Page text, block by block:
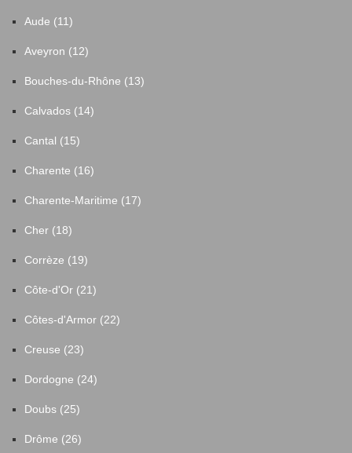
Aude (11)
Aveyron (12)
Bouches-du-Rhône (13)
Calvados (14)
Cantal (15)
Charente (16)
Charente-Maritime (17)
Cher (18)
Corrèze (19)
Côte-d'Or (21)
Côtes-d'Armor (22)
Creuse (23)
Dordogne (24)
Doubs (25)
Drôme (26)